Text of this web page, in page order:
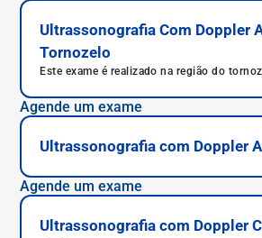
Ultrassonografia Com Doppler
Tornozelo
Este exame é realizado na região do
Agende um exame
Ultrassonografia com Doppler
Agende um exame
Ultrassonografia com Doppler